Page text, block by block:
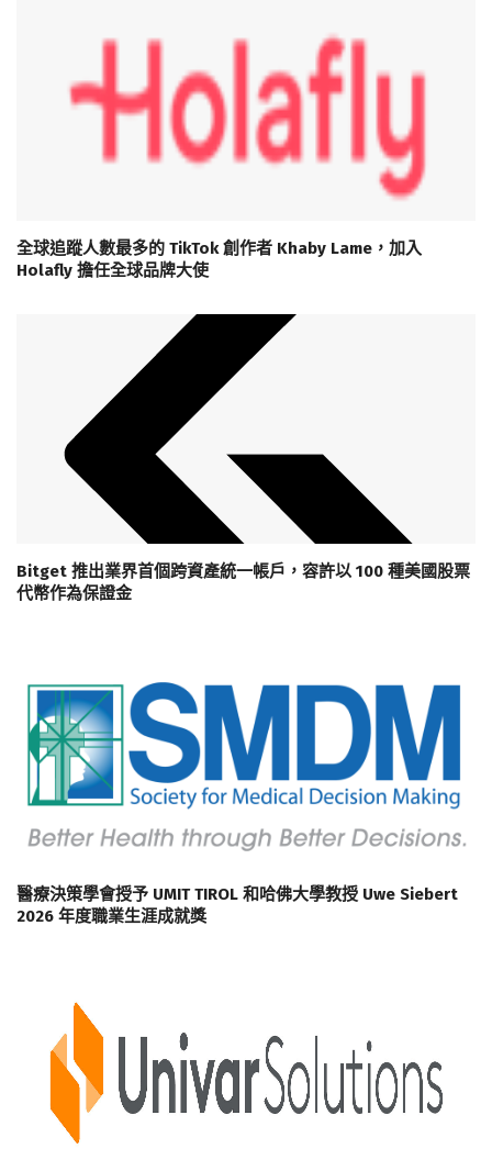
全球追蹤人數最多的 TikTok 創作者 Khaby Lame，加入
Holafly 擔任全球品牌大使
Bitget 推出業界首個跨資產統一帳戶，容許以 100 種美國股票
代幣作為保證金
醫療決策學會授予 UMIT TIROL 和哈佛大學教授 Uwe Siebert
2026 年度職業生涯成就獎